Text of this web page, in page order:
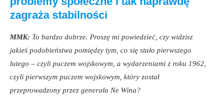
zagraża stabilności
MMK: To bardzo dobrze. Proszę mi powiedzieć, czy widzisz
jakieś podobieństwa pomiędzy tym, co się stało pierwszego
lutego – czyli puczem wojskowym, a wydarzeniami z roku 1962,
czyli pierwszym puczem wojskowym, który został
przeprowadzony przez generała Ne Wina?